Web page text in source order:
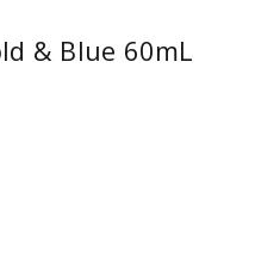
& Blue 60mL